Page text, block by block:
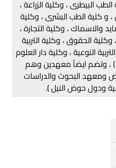
البيطرى ، وكلية الزراعة ،
و كلية الطب البشرى ، وكلية
والاسماك ، وكلية التجارة ،
الحقوق ، وكلية التربية
النوعية ، وكلية دار العلوم
) ، وتضم ايضاً معهدين وهم
ومعهد البحوث والدراسات
ودول حوض النيل ).